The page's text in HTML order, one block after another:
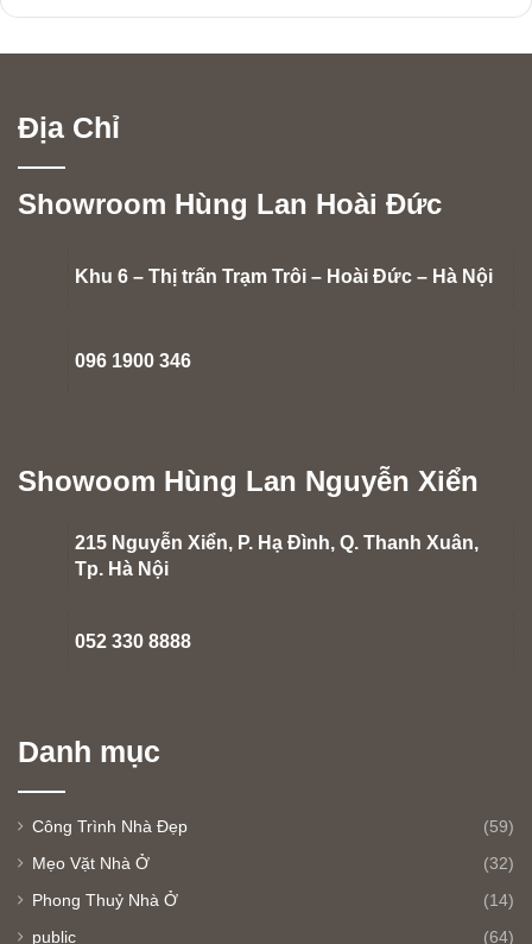
Địa Chỉ
Showroom Hùng Lan Hoài Đức
Khu 6 – Thị trấn Trạm Trôi – Hoài Đức – Hà Nội
Showoom Hùng Lan Nguyễn Xiển
Danh mục
Công Trình Nhà Đẹp (59)